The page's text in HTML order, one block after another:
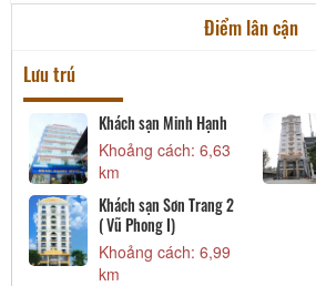
Điểm lân cận
Lưu trú
Khách sạn Minh Hạnh
Khoảng cách: 6,63
km
Khách sạn Sơn Trang 2
( Vũ Phong I)
Khoảng cách: 6,99
km